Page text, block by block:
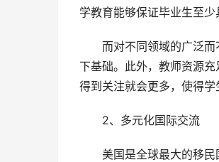
学教育能够保证毕业生至少
而对不同领域的广泛而
下基础。此外，教师资源
得到关注就会更多，使得学
2、多元化国际交流
美国是全球最大的移民